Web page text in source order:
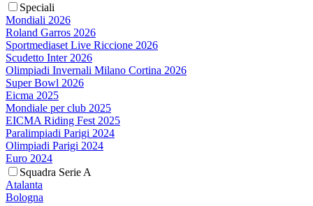
Speciali
Mondiali 2026
Roland Garros 2026
Sportmediaset Live Riccione 2026
Scudetto Inter 2026
Olimpiadi Invernali Milano Cortina 2026
Super Bowl 2026
Eicma 2025
Mondiale per club 2025
EICMA Riding Fest 2025
Paralimpiadi Parigi 2024
Olimpiadi Parigi 2024
Euro 2024
Squadra Serie A
Atalanta
Bologna